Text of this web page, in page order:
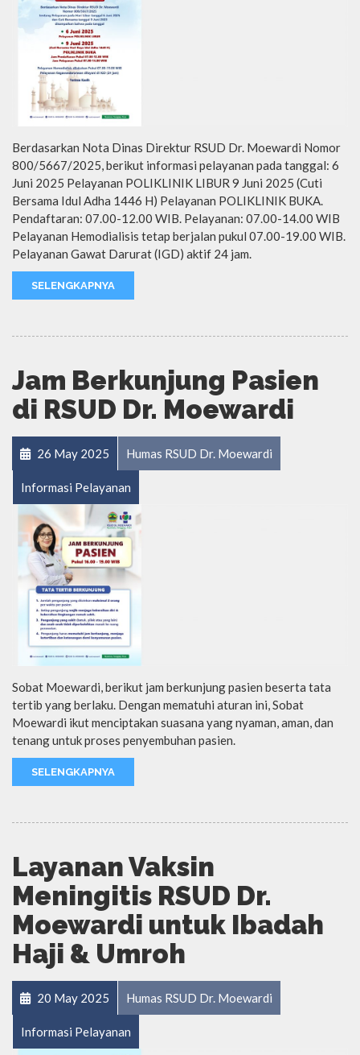
Berdasarkan Nota Dinas Direktur RSUD Dr. Moewardi Nomor
800/5667/2025, berikut informasi pelayanan pada tanggal: 6
Juni 2025 Pelayanan POLIKLINIK LIBUR 9 Juni 2025 (Cuti
Bersama Idul Adha 1446 H) Pelayanan POLIKLINIK BUKA.
Pendaftaran: 07.00-12.00 WIB. Pelayanan: 07.00-14.00 WIB
Pelayanan Hemodialisis tetap berjalan pukul 07.00-19.00 WIB.
Pelayanan Gawat Darurat (IGD) aktif 24 jam.
SELENGKAPNYA
Jam Berkunjung Pasien
di RSUD Dr. Moewardi
26 May 2025 Humas RSUD Dr. Moewardi
Informasi Pelayanan
Sobat Moewardi, berikut jam berkunjung pasien beserta tata
tertib yang berlaku. Dengan mematuhi aturan ini, Sobat
Moewardi ikut menciptakan suasana yang nyaman, aman, dan
tenang untuk proses penyembuhan pasien.
SELENGKAPNYA
Layanan Vaksin
Meningitis RSUD Dr.
Moewardi untuk Ibadah
Haji & Umroh
20 May 2025 Humas RSUD Dr. Moewardi
Informasi Pelayanan